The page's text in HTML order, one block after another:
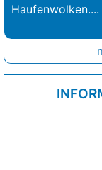
Haufenwolken....